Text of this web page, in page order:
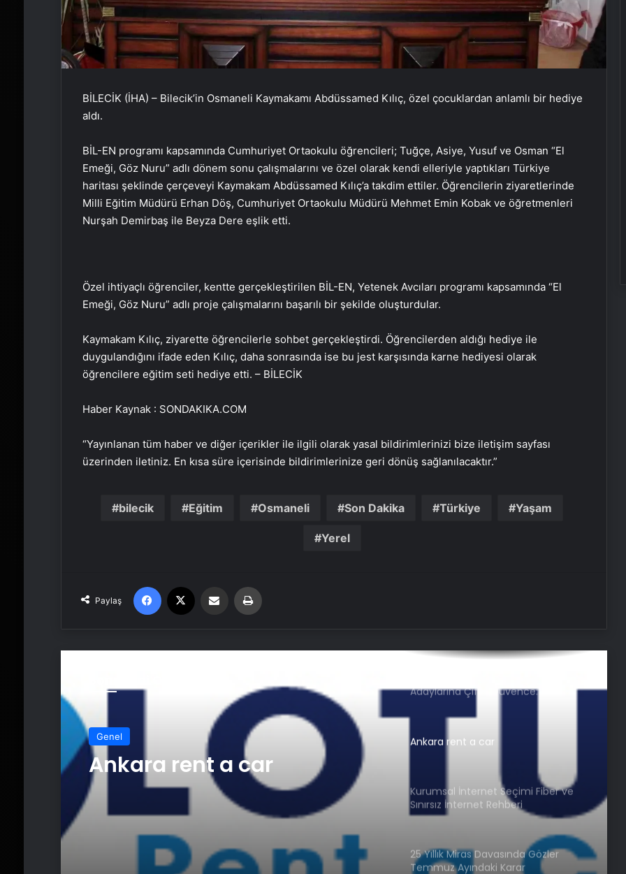
BİLECİK (İHA) – Bilecik’in Osmaneli Kaymakamı Abdüssamed Kılıç, özel çocuklardan anlamlı bir hediye
aldı.
BİL-EN programı kapsamında Cumhuriyet Ortaokulu öğrencileri; Tuğçe, Asiye, Yusuf ve Osman “El
Emeği, Göz Nuru” adlı dönem sonu çalışmalarını ve özel olarak kendi elleriyle yaptıkları Türkiye
haritası şeklinde çerçeveyi Kaymakam Abdüssamed Kılıç’a takdim ettiler. Öğrencilerin ziyaretlerinde
Milli Eğitim Müdürü Erhan Döş, Cumhuriyet Ortaokulu Müdürü Mehmet Emin Kobak ve öğretmenleri
Nurşah Demirbaş ile Beyza Dere eşlik etti.
Özel ihtiyaçlı öğrenciler, kentte gerçekleştirilen BİL-EN, Yetenek Avcıları programı kapsamında “El
Emeği, Göz Nuru” adlı proje çalışmalarını başarılı bir şekilde oluşturdular.
Kaymakam Kılıç, ziyarette öğrencilerle sohbet gerçekleştirdi. Öğrencilerden aldığı hediye ile
duygulandığını ifade eden Kılıç, daha sonrasında ise bu jest karşısında karne hediyesi olarak
öğrencilere eğitim seti hediye etti. – BİLECİK
Haber Kaynak : SONDAKIKA.COM
“Yayınlanan tüm haber ve diğer içerikler ile ilgili olarak yasal bildirimlerinizi bize iletişim sayfası
üzerinden iletiniz. En kısa süre içerisinde bildirimlerinize geri dönüş sağlanılacaktır.”
bilecik Eğitim Osmaneli Son Dakika Türkiye Yaşam
Yerel
Paylaş
Facebook Email'den paylaş
Genel
Ankara rent a car
Ortopodoloji İle Diyabetik Ayak
Nasılnedir.com
Reklam Ajansı, SEO Ajansı ve Web
Tasarım Ajansı
Adaylarına Çifte Güvence: Sabit
Ankara rent a car
Kurumsal İnternet Seçimi Fiber ve
Sınırsız İnternet Rehberi
25 Yıllık Miras Davasında Gözler
Temmuz Ayındaki Karar